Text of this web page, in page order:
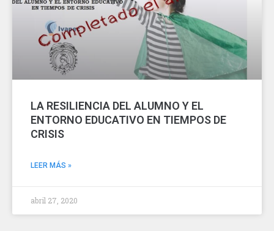
LA RESILIENCIA DEL ALUMNO Y EL
ENTORNO EDUCATIVO EN TIEMPOS DE
CRISIS
LEER MÁS »
abril 27, 2020